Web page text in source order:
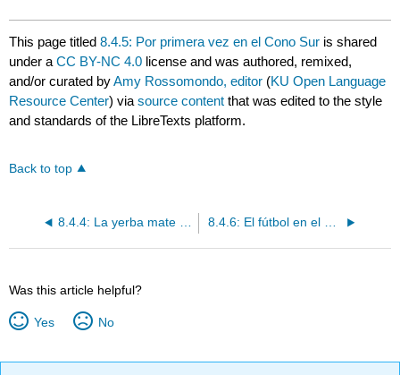
This page titled8.4.5: Por primera vez en el Cono Sur is shared
under aCC BY-NC 4.0 license and was authored, remixed,
and/or curated byAmy Rossomondo, editor (KU Open Language
Resource Center) viasource content that was edited to the style
and standards of the LibreTexts platform.
Back to top
8.4.4: La yerba mate en el Cono Sur 8.4.6: El fútbol en el Río de la Plata
Was this article helpful?
Yes No